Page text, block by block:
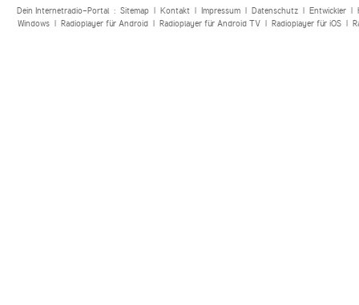
Dein Internetradio-Portal : Sitemap| Kontakt| Impressum| Datenschutz| Entwickler|
Windows| Radioplayer für Android| Radioplayer für Android TV| Radioplayer für iOS|